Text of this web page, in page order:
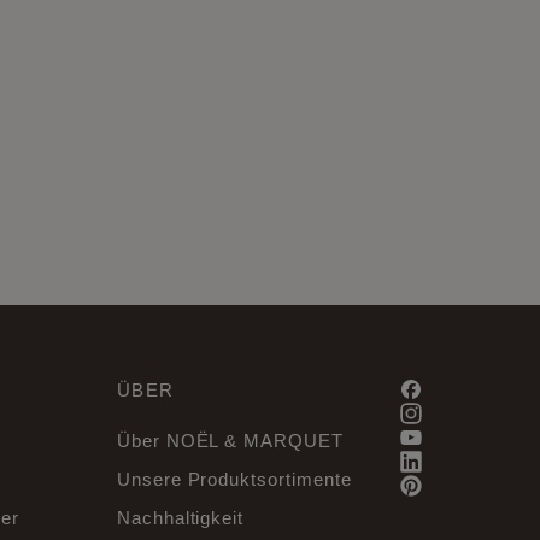
ÜBER
Über NOËL & MARQUET
Unsere Produktsortimente
Nachhaltigkeit